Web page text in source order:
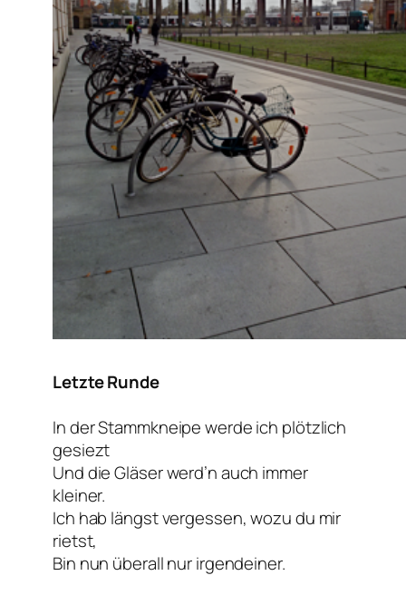
Letzte Runde
In der Stammkneipe werde ich plötzlich
gesiezt
Und die Gläser werd’n auch immer
kleiner.
Ich hab längst vergessen, wozu du mir
rietst,
Bin nun überall nur irgendeiner.